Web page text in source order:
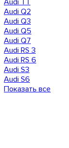
Audi TT
Audi Q2
Audi Q3
Audi Q5
Audi Q7
Audi RS 3
Audi RS 6
Audi S3
Audi S6
Показать все